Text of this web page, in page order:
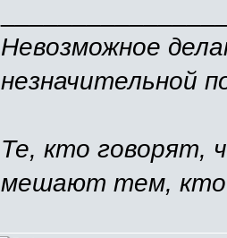
Невозможное
незначительной
Те, кто говорят,
мешают тем, кто